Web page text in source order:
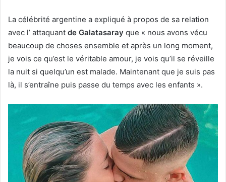
La célébrité argentine a expliqué à propos de sa relation
avec l’ attaquant de Galatasaray que « nous avons vécu
beaucoup de choses ensemble et après un long moment,
je vois ce qu’est le véritable amour, je vois qu’il se réveille
la nuit si quelqu’un est malade. Maintenant que je suis pas
là, il s’entraîne puis passe du temps avec les enfants ».